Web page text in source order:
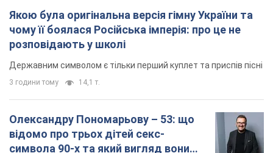
Якою була оригінальна версія гімну України та
чому її боялася Російська імперія: про це не
розповідають у школі
Державним символом є тільки перший куплет та приспів пісні
3 години тому 14,1 т.
Олександру Пономарьову – 53: що
відомо про трьох дітей секс-
символа 90-х та який вигляд вони